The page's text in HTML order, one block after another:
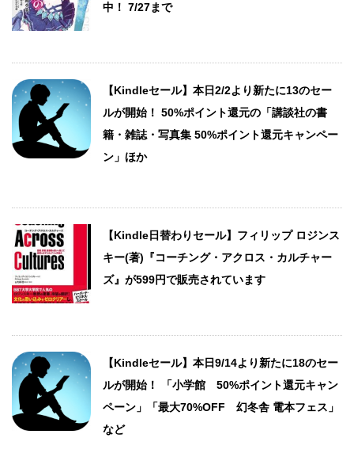
中！ 7/27まで
【Kindleセール】本日2/2より新たに13のセー
ルが開始！ 50%ポイント還元の「講談社の書
籍・雑誌・写真集 50%ポイント還元キャンペー
ン」ほか
【Kindle日替わりセール】フィリップ ロジンス
キー(著)『コーチング・アクロス・カルチャー
ズ』が599円で販売されています
【Kindleセール】本日9/14より新たに18のセー
ルが開始！ 「小学館 50%ポイント還元キャン
ペーン」「最大70%OFF 幻冬舎 電本フェス」
など